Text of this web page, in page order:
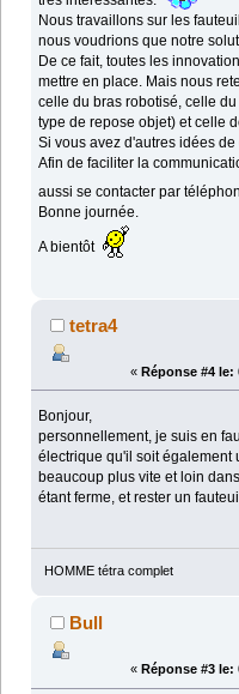
Nous travaillons sur les
nous voudrions que notre
De ce fait, toutes les
mettre en place. Mais nous
celle du bras robotisé, celle
type de repose objet) et celle
Si vous avez d'autres idées
Afin de faciliter la
aussi se contacter par
Bonne journée.
A bientôt
tetra4
« Réponse #4 le:
Bonjour,
personnellement, je suis en
électrique qu'il soit également
beaucoup plus vite et loin
étant ferme, et rester un
HOMME tétra complet
Bull
« Réponse #3 le: